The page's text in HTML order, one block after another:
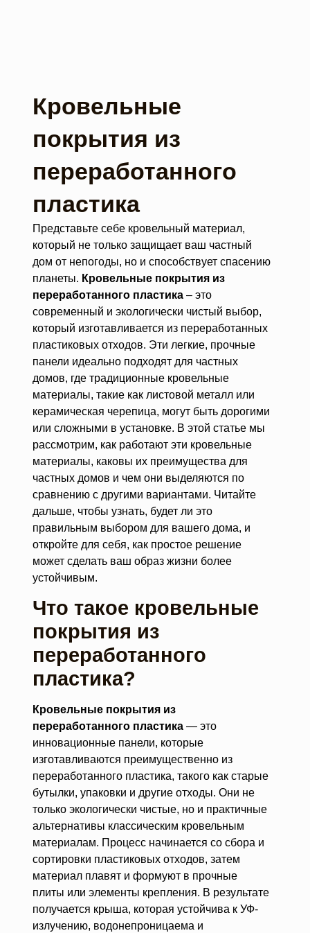
Кровельные
покрытия из
переработанного
пластика
Представьте себе кровельный материал,
который не только защищает ваш частный
дом от непогоды, но и способствует спасению
планеты. Кровельные покрытия из
переработанного пластика– это
современный и экологически чистый выбор,
который изготавливается из переработанных
пластиковых отходов. Эти легкие, прочные
панели идеально подходят для частных
домов, где традиционные кровельные
материалы, такие как листовой металл или
керамическая черепица, могут быть дорогими
или сложными в установке. В этой статье мы
рассмотрим, как работают эти кровельные
материалы, каковы их преимущества для
частных домов и чем они выделяются по
сравнению с другими вариантами. Читайте
дальше, чтобы узнать, будет ли это
правильным выбором для вашего дома, и
откройте для себя, как простое решение
может сделать ваш образ жизни более
устойчивым.
Что такое кровельные
покрытия из
переработанного
пластика?
Кровельные покрытия из
переработанного пластика— это
инновационные панели, которые
изготавливаются преимущественно из
переработанного пластика, такого как старые
бутылки, упаковки и другие отходы. Они не
только экологически чистые, но и практичные
альтернативы классическим кровельным
материалам. Процесс начинается со сбора и
сортировки пластиковых отходов, затем
материал плавят и формуют в прочные
плиты или элементы крепления. В результате
получается крыша, которая устойчива к УФ-
излучению, водонепроницаема и